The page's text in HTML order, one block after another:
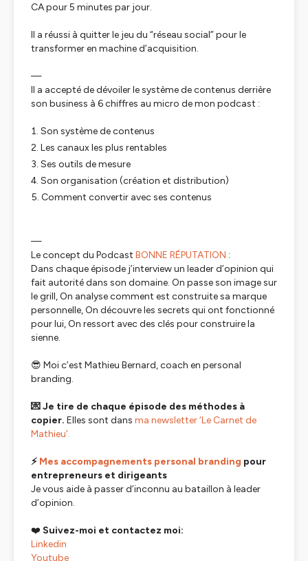
CA pour 5 minutes par jour.
Il a réussi à quitter le jeu du “réseau social” pour le
transformer en machine d’acquisition.
—
Il a accepté de dévoiler le système de contenus derrière
son business à 6 chiffres au micro de mon podcast :
Son système de contenus
Les canaux les plus rentables
Ses outils de mesure
Son organisation (création et distribution)
Comment convertir avec ses contenus
—
Le concept du Podcast BONNE RÉPUTATION :
Dans chaque épisode j’interview un leader d’opinion qui
fait autorité dans son domaine. On passe son image sur
le grill, On analyse comment est construite sa marque
personnelle, On découvre les secrets qui ont fonctionné
pour lui, On ressort avec des clés pour construire la
sienne.
😎 Moi c’est Mathieu Bernard, coach en personal
branding.
💌 Je tire de chaque épisode des méthodes à
copier. Elles sont dans ma newsletter ‘Le Carnet de
Mathieu’.
⚡️ Mes accompagnements personal branding pour
entrepreneurs et dirigeants
Je vous aide à passer d’inconnu au bataillon à leader
d’opinion.
❤️ Suivez-moi et contactez moi:
Linkedin
Youtube